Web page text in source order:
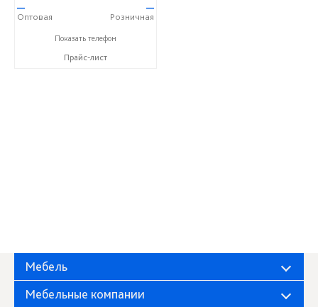
—
Оптовая
—
Розничная
+7 (8352) 57-41-38
Показать телефон
Прайс-лист
Мебель
Мебельные компании